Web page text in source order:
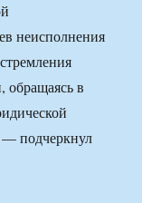
неисполнения
обращаясь в
— подчеркнул